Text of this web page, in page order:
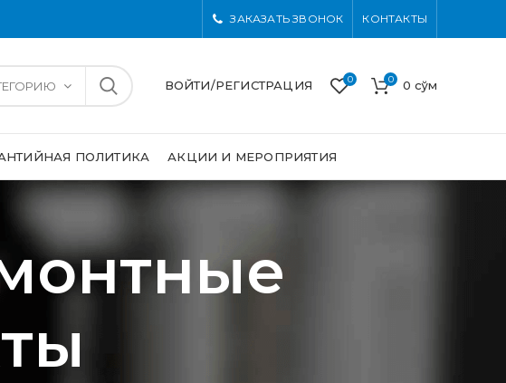
ЗАКАЗАТЬ ЗВОНОК КОНТАКТЫ
ВОЙТИ/РЕГИСТРАЦИЯ 0 0 0 сўм
ПОЛИТИКА АКЦИИ И МЕРОПРИЯТИЯ